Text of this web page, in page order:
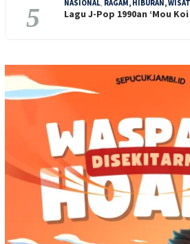
5 NASIONAL RAGAM, HIBURAN,
Lagu J-Pop 1990an ‘Mou